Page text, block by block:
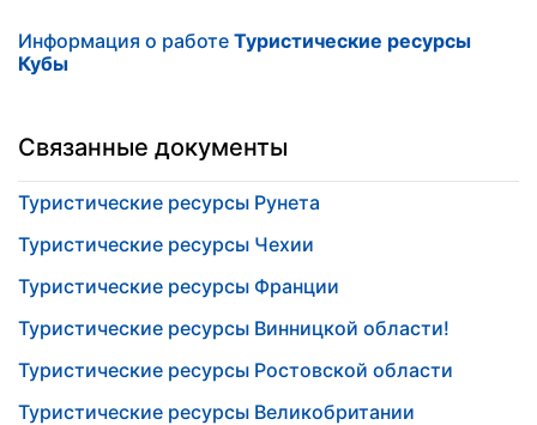
Информация о работе Туристические ресурсы
Кубы
Связанные документы
Туристические ресурсы Рунета
Туристические ресурсы Чехии
Туристические ресурсы Франции
Туристические ресурсы Винницкой области!
Туристические ресурсы Ростовской области
Туристические ресурсы Великобритании